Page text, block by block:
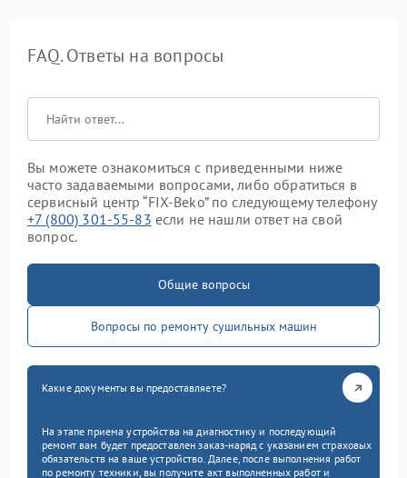
FAQ. Ответы на вопросы
Вы можете ознакомиться с приведенными ниже
часто задаваемыми вопросами, либо обратиться в
сервисный центр “FIX-Beko” по следующему телефону
+7 (800) 301-55-83 если не нашли ответ на свой
вопрос.
Общие вопросы
Вопросы по ремонту сушильных машин
Какие документы вы предоставляете?
На этапе приема устройства на диагностику и последующий
ремонт вам будет предоставлен заказ-наряд с указанием страховых
обязательств на ваше устройство. Далее, после выполнения работ
по ремонту техники, вы получите акт выполненных работ и